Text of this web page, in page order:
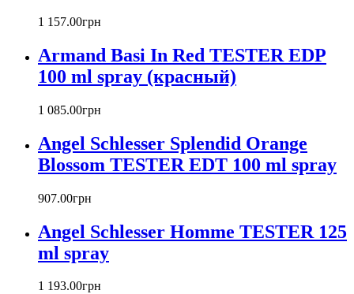
Betty Barclay
Bill Blass
Biotherm
Blumarine
Bond № 9
Boucheron
Bourjois
Britney Spears
Bruno Banani
Bvlgari
Byblos
Byredo
Cacharel
1 157.00грн
Armand Basi In Red TESTER EDP
100 ml spray (красный)
1 085.00грн
Angel Schlesser Splendid Orange
Blossom TESTER EDT 100 ml spray
907.00грн
Angel Schlesser Homme TESTER 125
ml spray
1 193.00грн